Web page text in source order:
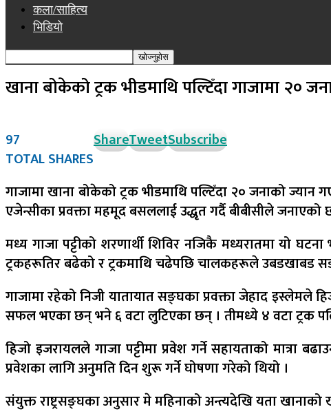
कला/साहित्य
भिडियो
खाना बोकेको ट्रक भीडमाथि पल्टिँदा गाजामा २०
97
TOTAL SHARES
ShareTweetSubscribe
गाजामा खाना बोकेको ट्रक भीडमाथि पल्टिँदा २० जनाको ज्यान
एजेन्सीका प्रवक्ता महमूद बसललाई उद्धृत गर्दै बीबीसीले जनाएको
मध्य गाजा पट्टीको शरणार्थी शिविर नजिकै मध्यरातमा यो
ट्रकहरूतिर बढेको र ट्रकमाथि चढेपछि चालकहरूले उबडखाबड
गाजामा रहेको निजी यातायात सङ्घका प्रवक्ता जेहाद इस्लेमले
सफल भएका छन् भने ६ वटा लुटिएका छन् । तीमध्ये ४ वटा ट्रक
हिजो इजरायलले गाजा पट्टीमा प्रवेश गर्ने सहायताको मात्रा
प्रवेशका लागि अनुमति दिन शुरू गर्ने घोषणा गरेको थियो ।
संयुक्त राष्ट्रसङ्घका अनुसार मे महिनाको अन्त्यदेखि यता